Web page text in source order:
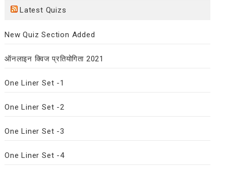
Latest Quizs
New Quiz Section Added
ऑनलाइन क्विज प्रतियोगिता 2021
One Liner Set -1
One Liner Set -2
One Liner Set -3
One Liner Set -4